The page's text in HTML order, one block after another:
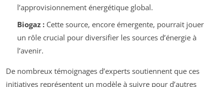
l’approvisionnement énergétique global.
Biogaz :Cette source, encore émergente, pourrait jouer
un rôle crucial pour diversifier les sources d’énergie à
l’avenir.
De nombreux témoignages d’experts soutiennent que ces
initiatives représentent un modèle à suivre pour d’autres